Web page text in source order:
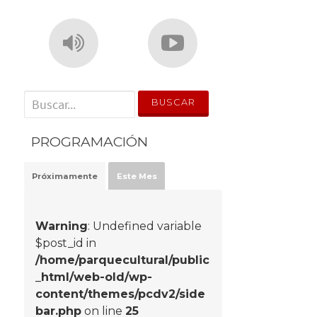
' . __('Search for:') . '
PROGRAMACIÓN
Próximamente Este Mes
Warning: Undefined variable
$post_id in
/home/parquecultural/public
_html/web-old/wp-
content/themes/pcdv2/side
bar.php on line25